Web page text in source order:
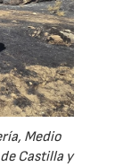
Medio
Castilla y